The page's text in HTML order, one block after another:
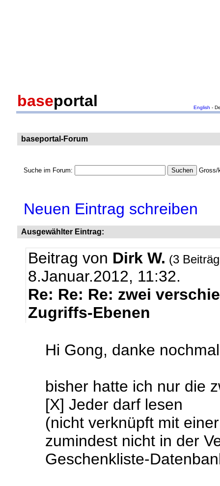
baseportal English -
baseportal-Forum
Suche im Forum: Gross/
Neuen Eintrag schreiben
Ausgewählter Eintrag:
Beitrag von Dirk W. (3
8.Januar.2012, 11:32.
Re: Re: Re: zwei
Zugriffs-Ebenen
Hi Gong, danke
bisher hatte ich nur die
[X] Jeder darf lesen
(nicht verknüpft mit
zumindest nicht in der
Geschenkliste-